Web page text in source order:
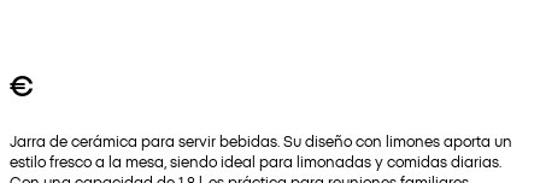
€
Jarra de cerámica para servir bebidas. Su diseño con limones aporta un
estilo fresco a la mesa, siendo ideal para limonadas y comidas diarias.